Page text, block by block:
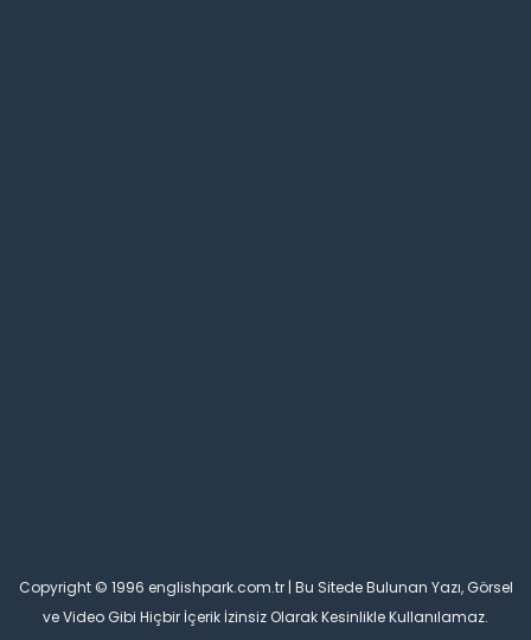
Copyright © 1996 englishpark.com.tr | Bu Sitede Bulunan Yazı, Görsel
ve Video Gibi Hiçbir İçerik İzinsiz Olarak Kesinlikle Kullanılamaz.